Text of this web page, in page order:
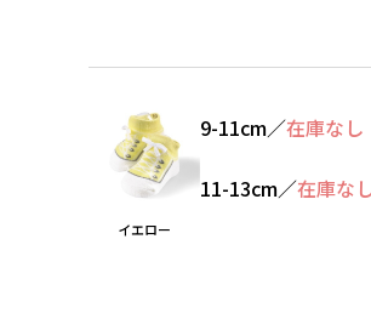
イエロー
9-11cm／在庫なし
11-13cm／在庫な